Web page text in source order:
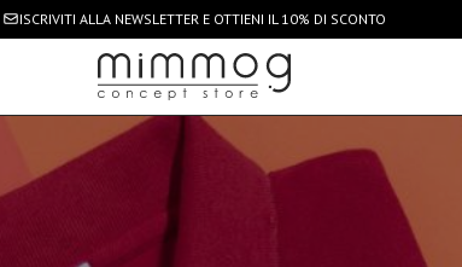
ISCRIVITI ALLA NEWSLETTER E OTTIENI IL 10% DI SCONTO